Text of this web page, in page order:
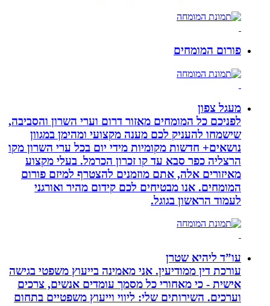
פורום המומחים
מעגל צפון
לפניכם כל המומחים מאזור דרום וערי השרון והסביבה,
שישמחו להעניק לכם מענה מקצועי ומהימן במגוון
נושאים+ חדשות מקומיות מידי יום בכל ערי השרון מקו
הרצליה כפר סבא עד קו זכרון הכרמל. בעלי מקצוע
מאיזורים אלה, אתם מוזמנים להצטרף למיזם פורום
המומחים. אנו מבטיחים לכם קידום מהיר ואורגני
לעמוד הראשון בגוגל.
עו”ד ליהיא שטרן
עורכת דין ממודיעין. אני מאמינה בייעוץ משפטי בגישה
אישית - כי מאחורי כל מסמך עומדים אנשים, צרכים
וערכים. השירותים שלי: ליווי וייעוץ משפטיים בתחום